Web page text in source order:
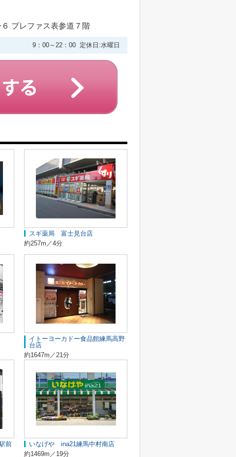
プレファス表参道７階
9：00～22：00 定休日:水曜日
スギ薬局 富士見台店
約257m／4分
イトーヨーカドー食品館練馬高野
台店
約1647m／21分
前
いなげや ina21練馬中村南店
約1469m／19分